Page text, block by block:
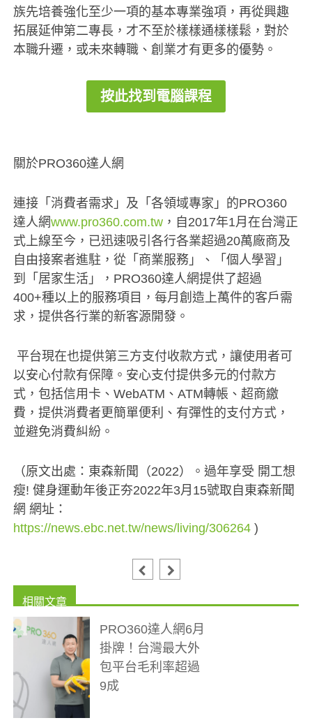
族先培養強化至少一項的基本專業強項，再從興趣
拓展延伸第二專長，才不至於樣樣通樣樣鬆，對於
本職升遷，或未來轉職、創業才有更多的優勢。
按此找到電腦課程
關於PRO360達人網
連接「消費者需求」及「各領域專家」的PRO360
達人網www.pro360.com.tw ，自2017年1月在台灣正
式上線至今，已迅速吸引各行各業超過20萬廠商及
自由接案者進駐，從「商業服務」、「個人學習」
到「居家生活」，PRO360達人網提供了超過
400+種以上的服務項目，每月創造上萬件的客戶需
求，提供各行業的新客源開發。
平台現在也提供第三方支付收款方式，讓使用者可
以安心付款有保障。安心支付提供多元的付款方
式，包括信用卡、WebATM、ATM轉帳、超商繳
費，提供消費者更簡單便利、有彈性的支付方式，
並避免消費糾紛。
（原文出處：東森新聞（2022）。過年享受 開工想
瘦! 健身運動年後正夯2022年3月15號取自東森新聞
網 網址：
https://news.ebc.net.tw/news/living/306264)
PRO360達人網6月
掛牌！台灣最大外
包平台毛利率超過
9成